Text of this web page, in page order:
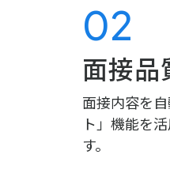
02
面接
面接内容を
ト」機能を
す。